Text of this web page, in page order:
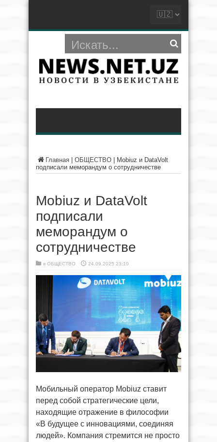
Главная ОБЩЕСТВО
Mobiuz и DataVolt
подписали меморандум о сотрудничестве
Mobiuz и DataVolt
подписали
меморандум о
сотрудничестве
в ОБЩЕСТВО 24.09.2025 23:10
Мобильный оператор Mobiuz ставит
перед собой стратегические цели,
находящие отражение в философии
«В будущее с инновациями, соединяя
людей». Компания стремится не просто